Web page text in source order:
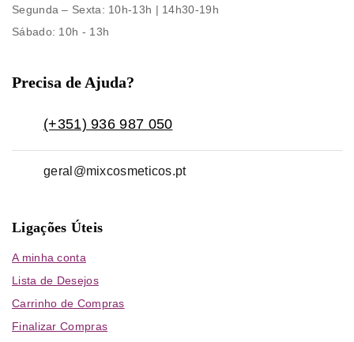
Segunda – Sexta: 10h-13h | 14h30-19h
Sábado: 10h - 13h
Precisa de Ajuda?
(+351) 936 987 050
geral@mixcosmeticos.pt
Ligações Úteis
A minha conta
Lista de Desejos
Carrinho de Compras
Finalizar Compras